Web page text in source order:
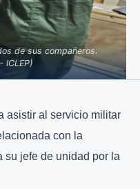
de sus compañeros.
ICLEP)
asistir al servicio militar
con la
su jefe de unidad por la